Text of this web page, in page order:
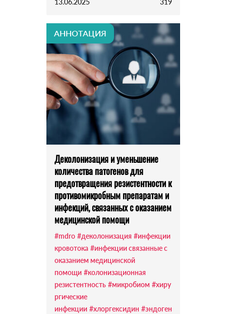
13.06.2025 319
АННОТАЦИЯ
Деколонизация и уменьшение
количества патогенов для
предотвращения резистентности к
противомикробным препаратам и
инфекций, связанных с оказанием
медицинской помощи
#mdro #деколонизация #инфекции
кровотока #инфекции связанные с
оказанием медицинской
помощи #колонизационная
резистентность #микробиом #хиру
ргические
инфекции #хлоргексидин #эндоген